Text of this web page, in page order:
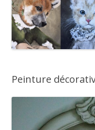
Peinture